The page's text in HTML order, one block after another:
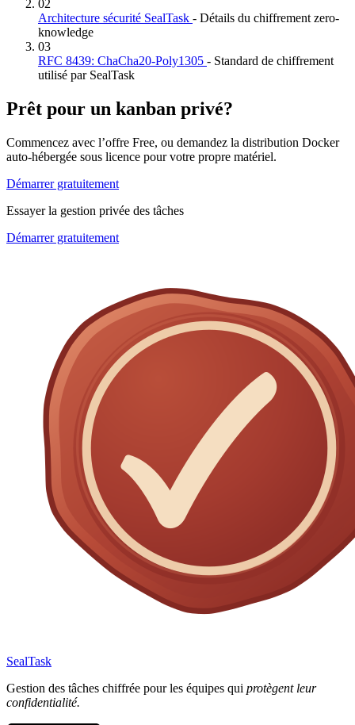
02
Architecture sécurité SealTask - Détails du chiffrement zero-
knowledge
03
RFC 8439: ChaCha20-Poly1305 - Standard de chiffrement
utilisé par SealTask
Prêt pour un kanban privé?
Commencez avec l’offre Free, ou demandez la distribution Docker
auto-hébergée sous licence pour votre propre matériel.
Démarrer gratuitement
Essayer la gestion privée des tâches
Démarrer gratuitement
SealTask
Gestion des tâches chiffrée pour les équipes qui protègent leur
confidentialité.